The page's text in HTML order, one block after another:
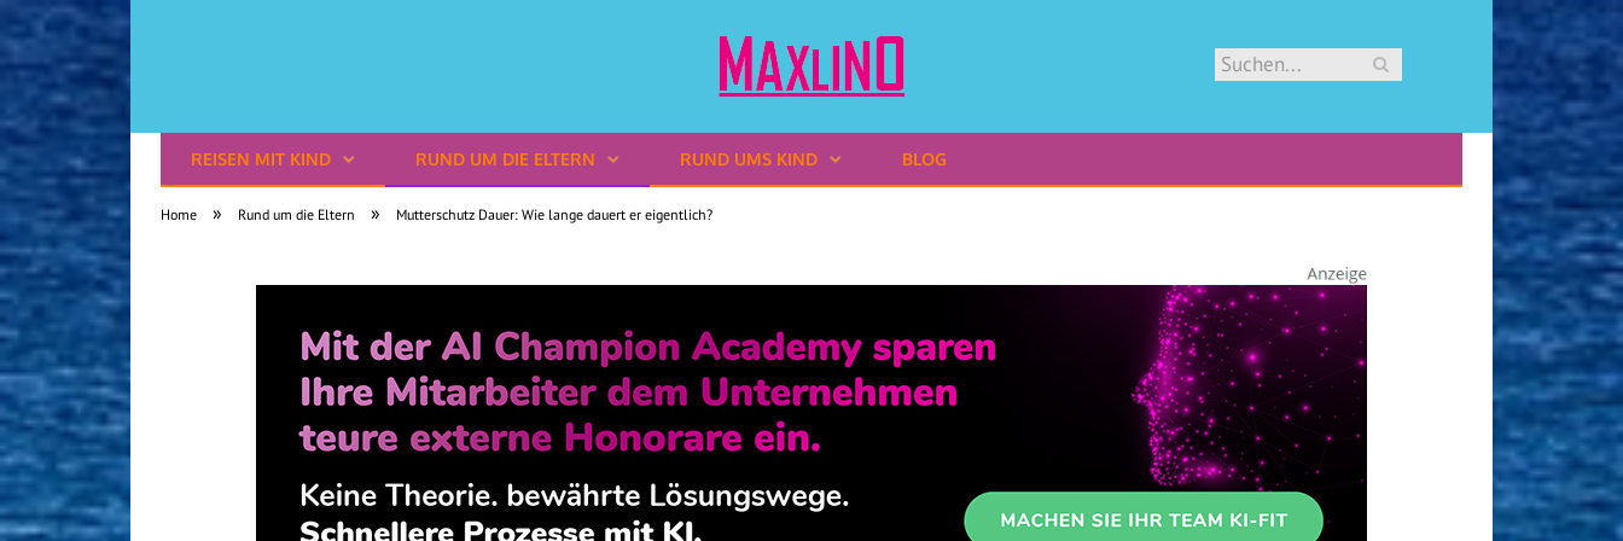
Reisen mit Kindern
REISEN MIT KIND RUND UM DIE ELTERN RUND UMS KIND BLOG
Home » Rund um die Eltern » Mutterschutz Dauer: Wie lange dauert er eigentlich?